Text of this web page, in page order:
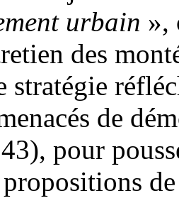
urbain »,
des
stratégie
de
pour